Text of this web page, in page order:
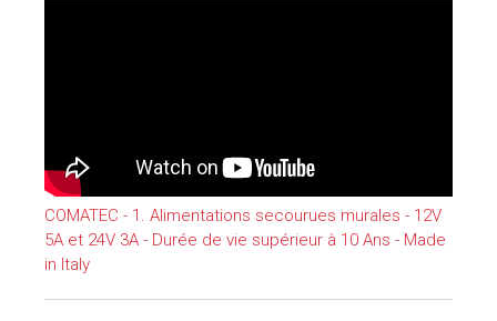
COMATEC - 1. Alimentations secourues murales - 12V
5A et 24V 3A - Durée de vie supérieur à 10 Ans - Made
in Italy